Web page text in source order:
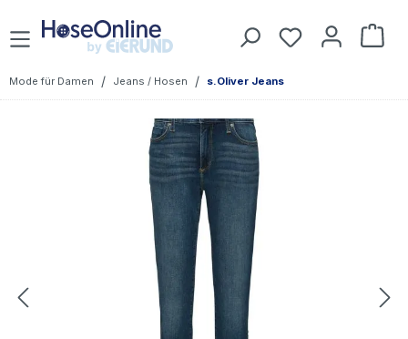
Zum Hauptinhalt springen Du hast 0
Mode für Damen / Jeans / Hosen / s.Oliver Jeans
Bildergalerie überspringen